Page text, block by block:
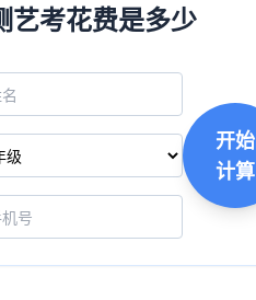
艺考花费是多少
开始
计算